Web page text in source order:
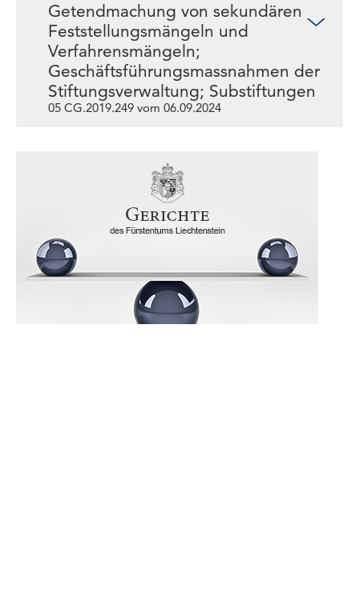
Getendmachung von sekundären
Feststellungsmängeln und
Verfahrensmängeln;
Geschäftsführungsmassnahmen der
Stiftungsverwaltung; Substiftungen
05 CG.2019.249 vom 06.09.2024